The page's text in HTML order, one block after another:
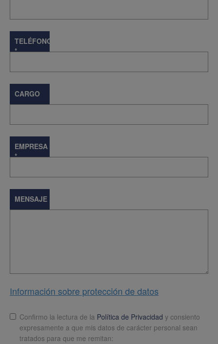
TELÉFONO
*
CARGO
EMPRESA
*
MENSAJE
Información sobre protección de datos
LopdConfirmo la lectura de la Política de Privacidad y consiento
expresamente a que mis datos de carácter personal sean
tratados para que me remitan: